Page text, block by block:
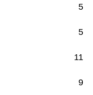
5
5
11
9